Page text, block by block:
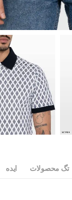
تگ محصولات ایده